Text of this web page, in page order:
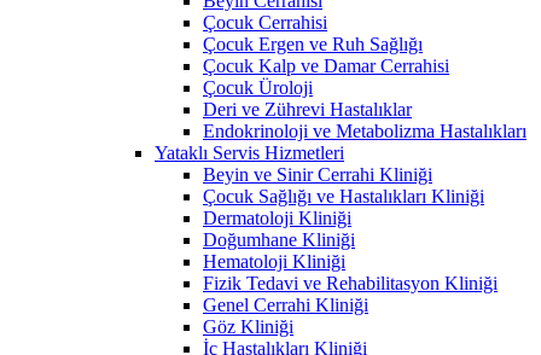
Çocuk Cerrahisi
Çocuk Ergen ve Ruh Sağlığı
Çocuk Kalp ve Damar Cerrahisi
Çocuk Üroloji
Deri ve Zührevi Hastalıklar
Endokrinoloji ve Metabolizma Hastalıkları
Yataklı Servis Hizmetleri
Beyin ve Sinir Cerrahi Kliniği
Çocuk Sağlığı ve Hastalıkları Kliniği
Dermatoloji Kliniği
Doğumhane Kliniği
Hematoloji Kliniği
Fizik Tedavi ve Rehabilitasyon Kliniği
Genel Cerrahi Kliniği
Göz Kliniği
İç Hastalıkları Kliniği